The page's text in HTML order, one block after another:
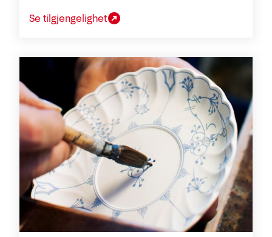
Se tilgjengelighet